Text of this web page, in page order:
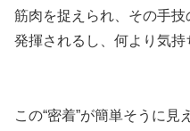
筋肉を捉えられ、その手技
発揮されるし、何より気持
この“密着”が簡単そうに見